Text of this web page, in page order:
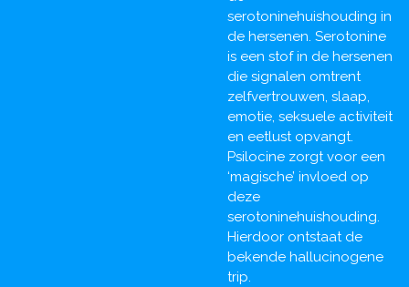
serotoninehuishouding in
de hersenen. Serotonine
is een stof in de hersenen
die signalen omtrent
zelfvertrouwen, slaap,
emotie, seksuele activiteit
en eetlust opvangt.
Psilocine zorgt voor een
‘magische’ invloed op
deze
serotoninehuishouding.
Hierdoor ontstaat de
bekende hallucinogene
trip.